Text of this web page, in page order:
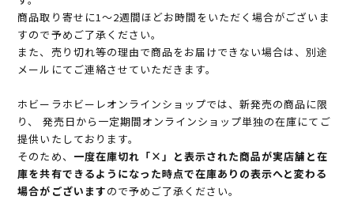
商品取り寄せに1～2週間ほどお時間をいただく場合がございま
すので予めご了承ください。
また、売り切れ等の理由で商品をお届けできない場合は、別途
メールにてご連絡させていただきます。
ホビーラホビーレオンラインショップでは、新発売の商品に限
り、 発売日から一定期間オンラインショップ単独の在庫にてご
提供いたしております。
そのため、 一度在庫切れ「×」と表示された商品が実店舗と在
庫を共有できるようになった時点で在庫ありの表示へと変わる
場合がございますので予めご了承ください。